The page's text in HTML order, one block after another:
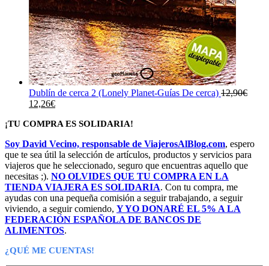
Dublín de cerca 2 (Lonely Planet-Guías De cerca) 12,90€
El
original
12,90€.
12,26€El
actual
12,26€.
¡TU COMPRA ES SOLIDARIA!
Soy David Vecino, responsable de ViajerosAlBlog.com, espero
que te sea útil la selección de artículos, productos y servicios para
viajeros que he seleccionado, seguro que encuentras aquello que
necesitas ;). NO OLVIDES QUE TU COMPRA EN LA
TIENDA VIAJERA ES SOLIDARIA. Con tu compra, me
ayudas con una pequeña comisión a seguir trabajando, a seguir
viviendo, a seguir comiendo, Y YO DONARÉ EL 5% A LA
FEDERACIÓN ESPAÑOLA DE BANCOS DE
ALIMENTOS.
¿QUÉ ME CUENTAS!